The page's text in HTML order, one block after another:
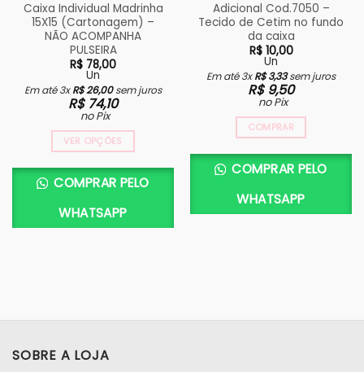
Caixa Individual Madrinha
15X15 (Cartonagem) –
NÃO ACOMPANHA
PULSEIRA
R$ 78,00
Un
Em até 3xR$26,00sem juros
R$74,10
no Pix
VER OPÇÕES
COMPRAR PELO
WHATSAPP
Adicional Cod.7050 –
Tecido de Cetim no fundo
da caixa
R$10,00
Un
Em até 3xR$3,33sem juros
R$9,50
no Pix
COMPRAR
COMPRAR PELO
WHATSAPP
SOBRE A LOJA